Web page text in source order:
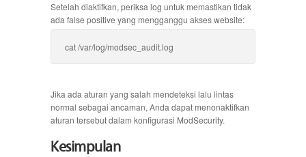
Setelah diaktifkan, periksa log untuk memastikan tidak
ada false positive yang mengganggu akses website:
cat /var/log/modsec_audit.log
Jika ada aturan yang salah mendeteksi lalu lintas
normal sebagai ancaman, Anda dapat menonaktifkan
aturan tersebut dalam konfigurasi ModSecurity.
Kesimpulan